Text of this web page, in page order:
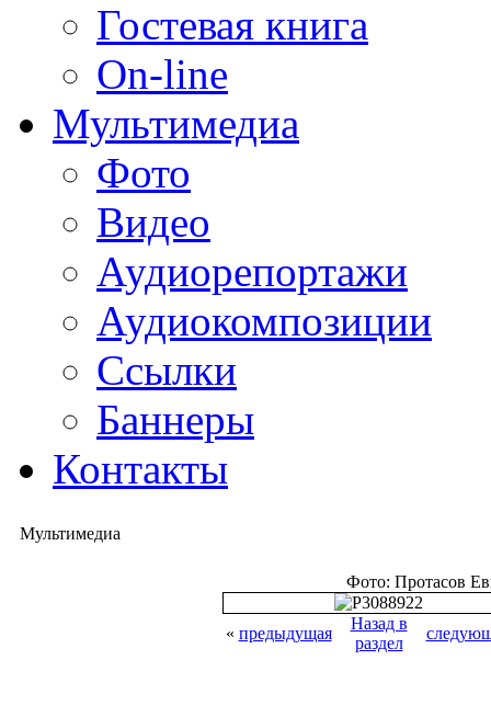
Гостевая книга
On-line
Мультимедиа
Фото
Видео
Аудиорепортажи
Аудиокомпозиции
Ссылки
Баннеры
Контакты
Мультимедиа
Фото: Протасов
« предыдущая
Назад в
раздел